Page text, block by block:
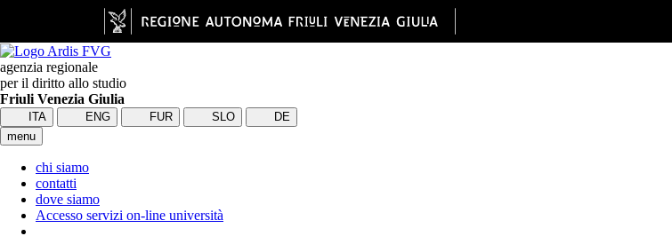
agenzia regionale
per il diritto allo studio
Friuli Venezia Giulia
ITA ENG FUR SLO
DE
menu
chi siamo
contatti
dove siamo
Accesso servizi on-line università